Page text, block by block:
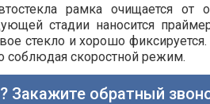
рамка очищается от
стадии наносится
стекло и хорошо
соблюдая скоростной режим.
Закажите обратный